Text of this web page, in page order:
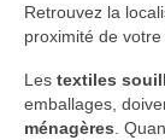
Retrouvez la
proximité de
Les textiles
emballages,
ménagères .